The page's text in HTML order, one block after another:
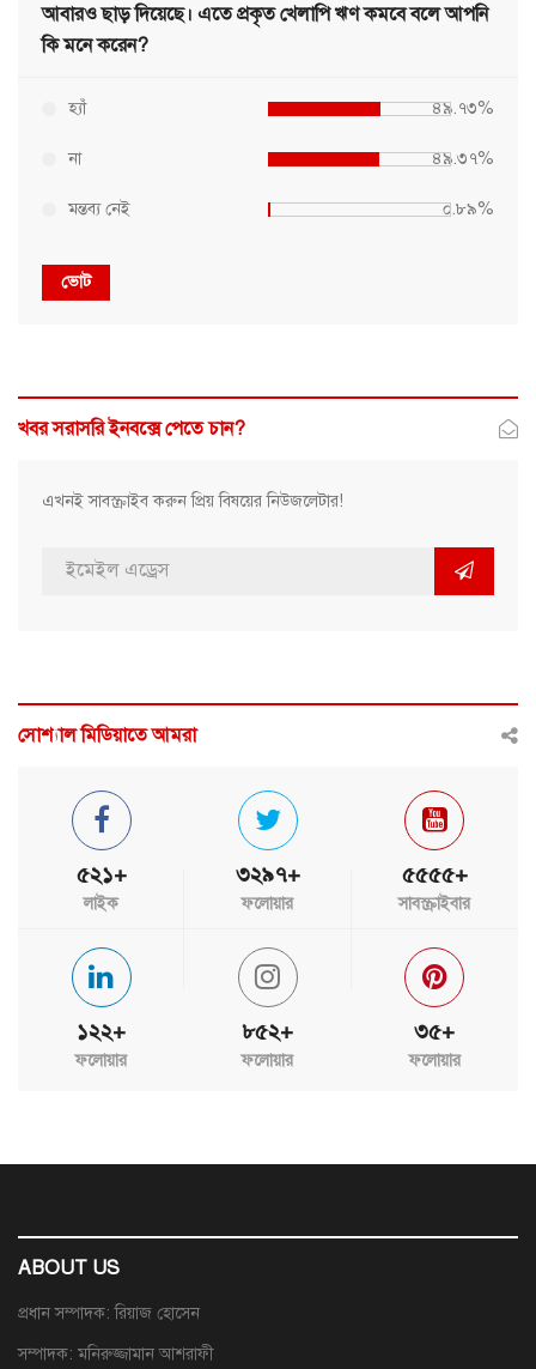
আবারও ছাড় দিয়েছে। এতে প্রকৃত খেলাপি ঋণ কমবে বলে আপনি
কি মনে করেন?
হ্যাঁ ৪৯.৭৩%
না ৪৯.৩৭%
মন্তব্য নেই ০.৮৯%
ভোট
খবর সরাসরি ইনবক্সে পেতে চান?
এখনই সাবস্ক্রাইব করুন প্রিয় বিষয়ের নিউজলেটার!
সোশ্যাল মিডিয়াতে আমরা
৫২১+
লাইক
৩২৯৭+
ফলোয়ার
৫৫৫৫+
সাবস্ক্রাইবার
১২২+
ফলোয়ার
৮৫২+
ফলোয়ার
৩৫+
ফলোয়ার
ABOUT US
প্রধান সম্পাদক: রিয়াজ হোসেন
সম্পাদক: মনিরুজ্জামান আশরাফী